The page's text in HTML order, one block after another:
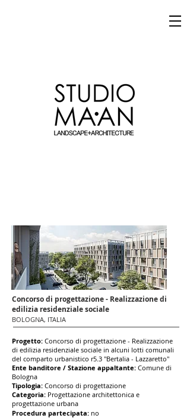
Concorso di progettazione - Realizzazione di
edilizia residenziale sociale
BOLOGNA, ITALIA
Progetto: Concorso di progettazione - Realizzazione
di edilizia residenziale sociale in alcuni lotti comunali
del comparto urbanistico r5.3 "Bertalia - Lazzaretto"
Ente banditore / Stazione appaltante: Comune di
Bologna
Tipologia: Concorso di progettazione
Categoria: Progettazione architettonica e
progettazione urbana
Procedura partecipata: no